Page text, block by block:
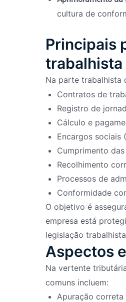
cultura de
Principais
trabalhista
Na parte trabalhista
Contratos de
Registro de
Cálculo e
Encargos sociais
Cumprimento
Recolhimento
Processos de
Conformidade
O objetivo é
empresa está
legislação
Aspectos
Na vertente
comuns incluem:
Apuração correta